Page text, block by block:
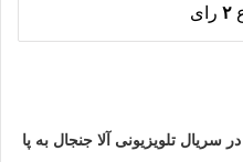
۲ رای
سریال تلویزیونی آلا جنجال به پا